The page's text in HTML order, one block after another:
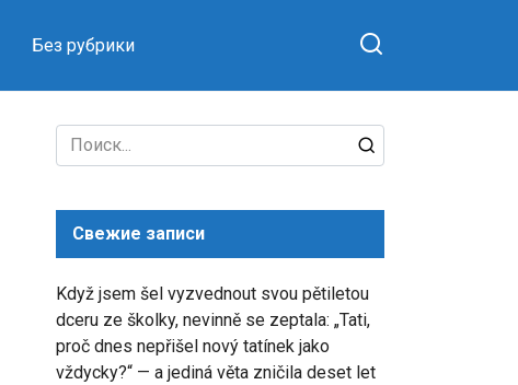
Без рубрики
Search
for:
Свежие записи
Když jsem šel vyzvednout svou pětiletou
dceru ze školky, nevinně se zeptala: „Tati,
proč dnes nepřišel nový tatínek jako
vždycky?“ — a jediná věta zničila deset let